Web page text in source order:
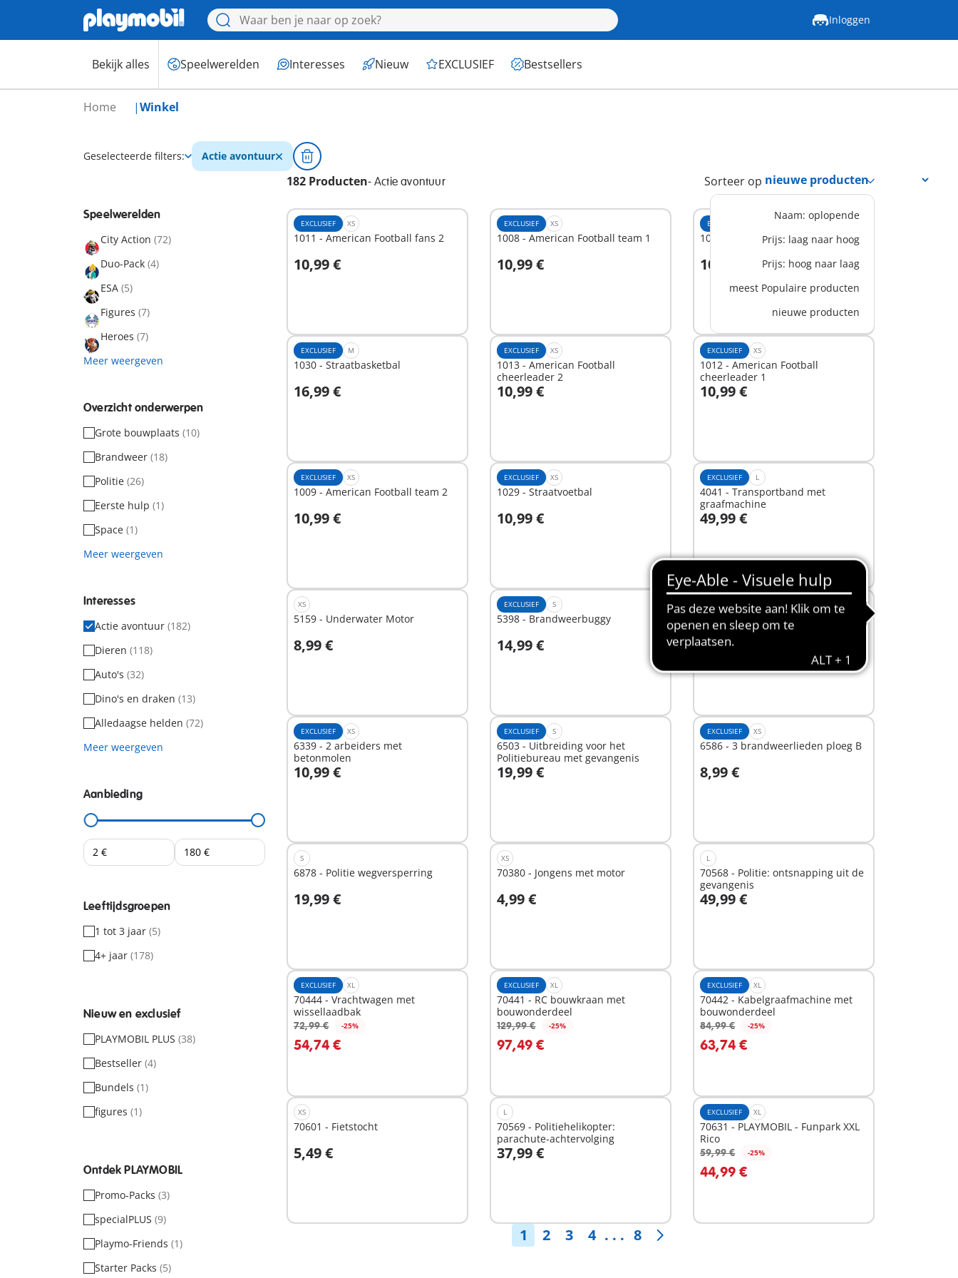
Inloggen
Bekijk alles Speelwerelden Interesses Nieuw EXCLUSIEF Bestsellers
Home Winkel
Geselecteerde filters: Actie avontuur
182 Producten- Actie avontuur Sorteer op
Naam: oplopende
Prijs: laag naar hoog
Prijs: hoog naar laag
meest Populaire producten
nieuwe producten
Speelwerelden
City Action (72)
Duo-Pack (4)
ESA (5)
Figures (7)
Heroes (7)
Meer weergeven
Overzicht onderwerpen
Grote bouwplaats (10)
Brandweer (18)
Politie (26)
Eerste hulp (1)
Space (1)
Meer weergeven
Interesses
Actie avontuur (182)
Dieren (118)
Auto's (32)
Dino's en draken (13)
Alledaagse helden (72)
Meer weergeven
Aanbieding
Leeftijdsgroepen
1 tot 3 jaar (5)
4+ jaar (178)
Nieuw en exclusief
PLAYMOBIL PLUS (38)
Bestseller (4)
Bundels (1)
figures (1)
Ontdek PLAYMOBIL
Promo-Packs (3)
specialPLUS (9)
Playmo-Friends (1)
Starter Packs (5)
EXCLUSIEF XS
1011 - American Football fans 2
10,99 €
In winkelwagen
EXCLUSIEF XS
1008 - American Football team 1
10,99 €
EXCLUSIEF
1010 - American Football fans 1
10,99 €
In winkelwagen
EXCLUSIEF M
1030 - Straatbasketbal
16,99 €
In winkelwagen
EXCLUSIEF XS
1013 - American Football
cheerleader 2
10,99 €
In winkelwagen
EXCLUSIEF XS
1012 - American Football
cheerleader 1
10,99 €
In winkelwagen
EXCLUSIEF XS
1009 - American Football team 2
10,99 €
EXCLUSIEF XS
1029 - Straatvoetbal
10,99 €
In winkelwagen
EXCLUSIEF L
4041 - Transportband met
graafmachine
49,99 €
In winkelwagen
XS
5159 - Underwater Motor
8,99 €
EXCLUSIEF S
5398 - Brandweerbuggy
14,99 €
In winkelwagen
EXCLUSIEF XS
6241 - Ballastgewicht voor #5135
Piratenschip
7,99 €
Niet
EXCLUSIEF XS
6339 - 2 arbeiders met
betonmolen
10,99 €
In winkelwagen
EXCLUSIEF S
6503 - Uitbreiding voor het
Politiebureau met gevangenis
19,99 €
In winkelwagen
EXCLUSIEF XS
6586 - 3 brandweerlieden ploeg B
8,99 €
In winkelwagen
S
6878 - Politie wegversperring
19,99 €
In winkelwagen
XS
70380 - Jongens met motor
4,99 €
In winkelwagen
L
70568 - Politie: ontsnapping uit de
gevangenis
49,99 €
In winkelwagen
EXCLUSIEF XL
70444 - Vrachtwagen met
wissellaadbak
72,99 € -25%
54,74 €
EXCLUSIEF XL
70441 - RC bouwkraan met
bouwonderdeel
129,99 € -25%
97,49 €
EXCLUSIEF XL
70442 - Kabelgraafmachine met
bouwonderdeel
84,99 € -25%
63,74 €
XS
70601 - Fietstocht
5,49 €
In winkelwagen
L
70569 - Politiehelikopter:
parachute-achtervolging
37,99 €
In winkelwagen
EXCLUSIEF XL
70631 - PLAYMOBIL - Funpark XXL
Rico
59,99 € -25%
44,99 €
1 2 3 4 . . . 8